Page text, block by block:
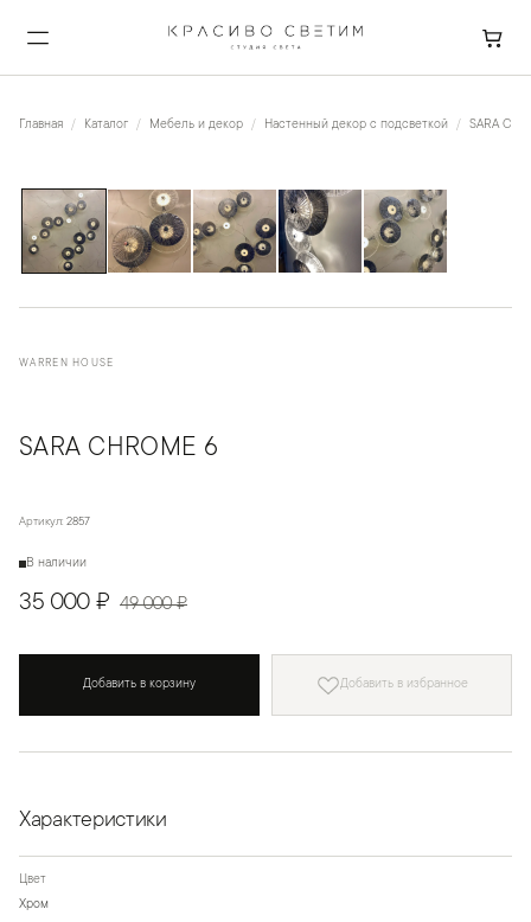
Главная Каталог Мебель и декор Настенный декор с подсветкой SARA
WARREN HOUSE
SARA CHROME 6
Артикул: 2857
В наличии
35 000 ₽ 49 000 ₽
Добавить в корзину Добавить в избранное
Характеристики
Цвет
Хром